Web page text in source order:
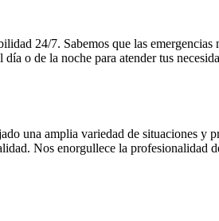
24/7. Sabemos que las
o de la noche para atender tus
una amplia variedad de situaciones
Nos enorgullece la profesionalidad